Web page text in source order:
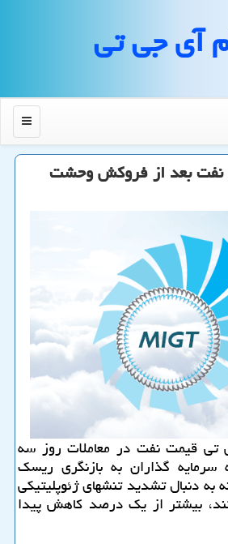
آی جی تی
منو
بعد از فروكش وحشت
قیمت نفت در معاملات روز سه
سرمایه گذاران به بازنگری ریسك
به دنبال تشدید تنشهای ژئوپلیتیكی
بیشتر از یك درصد كاهش پیدا